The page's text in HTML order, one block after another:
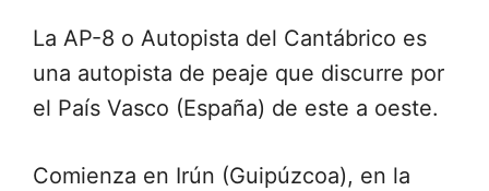
La AP-8 o Autopista del Cantábrico es
una autopista de peaje que discurre por
el País Vasco (España) de este a oeste.
Comienza en Irún (Guipúzcoa), en la